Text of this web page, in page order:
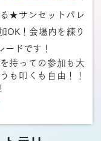
★サンセットパレ
OK！会場内を練り
ードです！
持っての参加も大
も叩くも自由！！